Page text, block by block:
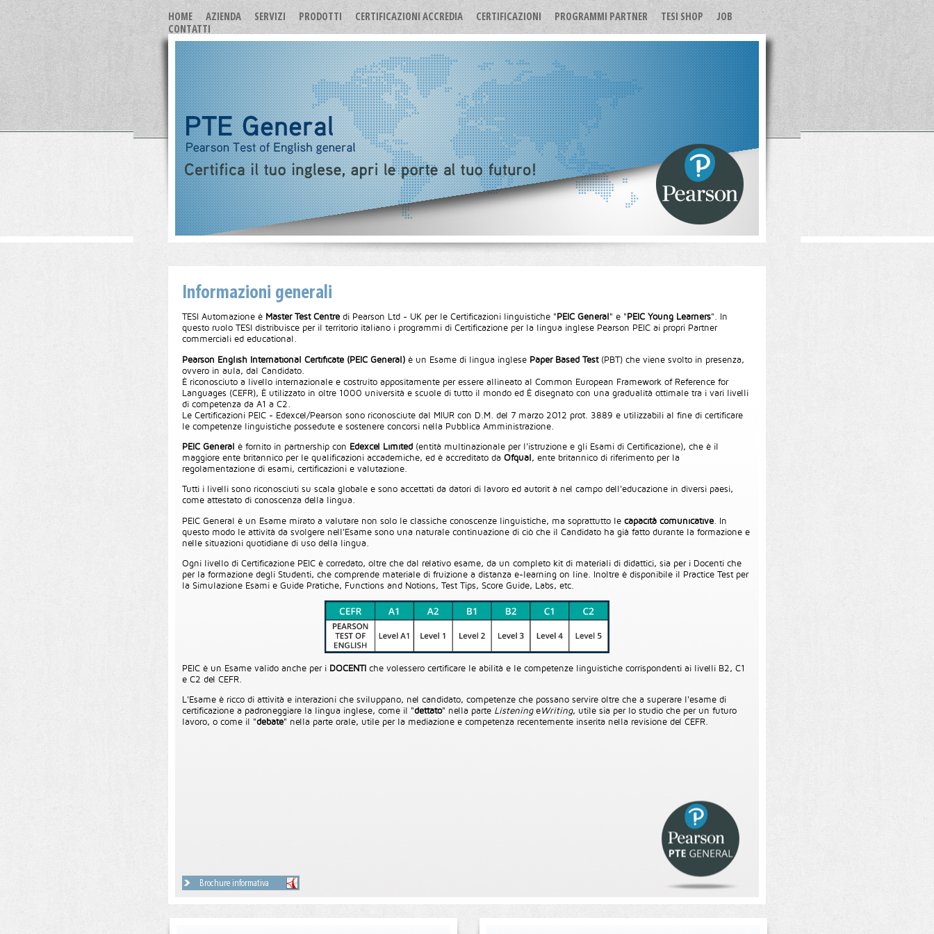
HOME AZIENDA SERVIZI PRODOTTI CERTIFICAZIONI ACCREDIA CERTIFICAZIONI PROGRAMMI PARTNER TESI SHOP
JOB
CONTATTI
Informazioni generali
TESI Automazione è Master Test Centre di Pearson Ltd - UK per le Certificazioni linguistiche " PEIC General " e " PEIC Young Learners". In
questo ruolo TESI distribuisce per il territorio italiano i programmi di Certificazione per la lingua inglese Pearson PEIC ai propri Partner
commerciali ed educational.
Pearson English International Certificate (PEIC General) è un Esame di lingua inglese Paper Based Test(PBT) che viene svolto in presenza,
ovvero in aula, dal Candidato.
È riconosciuto a livello internazionale e costruito appositamente per essere allineato al Common European Framework of Reference for
Languages (CEFR), È utilizzato in oltre 1000 università e scuole di tutto il mondo ed È disegnato con una gradualità ottimale tra i vari livelli
di competenza da A1 a C2.
Le Certificazioni PEIC - Edexcel/Pearson sono riconosciute dal MIUR con D.M. del 7 marzo 2012 prot. 3889 e utilizzabili al fine di certificare
le competenze linguistiche possedute e sostenere concorsi nella Pubblica Amministrazione.
PEIC General è fornito in partnership con Edexcel Limited (entità multinazionale per l'istruzione e gli Esami di Certificazione), che è il
maggiore ente britannico per le qualificazioni accademiche, ed è accreditato da Ofqual , ente britannico di riferimento per la
regolamentazione di esami, certificazioni e valutazione.
Tutti i livelli sono riconosciuti su scala globale e sono accettati da datori di lavoro ed autorit à nel campo dell'educazione in diversi paesi,
come attestato di conoscenza della lingua.
PEIC General è un Esame mirato a valutare non solo le classiche conoscenze linguistiche, ma soprattutto le capacità comunicative . In
questo modo le attività da svolgere nell'Esame sono una naturale continuazione di ciò che il Candidato ha già fatto durante la formazione e
nelle situazioni quotidiane di uso della lingua.
Ogni livello di Certificazione PEIC è corredato, oltre che dal relativo esame, da un completo kit di materiali di didattici, sia per i Docenti che
per la formazione degli Studenti, che comprende materiale di fruizione a distanza e-learning on line. Inoltre è disponibile il Practice Test per
la Simulazione Esami e Guide Pratiche, Functions and Notions, Test Tips, Score Guide, Labs, etc.
PEIC è un Esame valido anche per i DOCENTI che volessero certificare le abilità e le competenze linguistiche corrispondenti ai livelli B2, C1
e C2 del CEFR.
L'Esame è ricco di attività e interazioni che sviluppano, nel candidato, competenze che possano servire oltre che a superare l'esame di
certificazione a padroneggiare la lingua inglese, come il "dettato" nella parte ListeningeWriting, utile sia per lo studio che per un futuro
lavoro, o come il "debate" nella parte orale, utile per la mediazione e competenza recentemente inserita nella revisione del CEFR.
Brochure informativa